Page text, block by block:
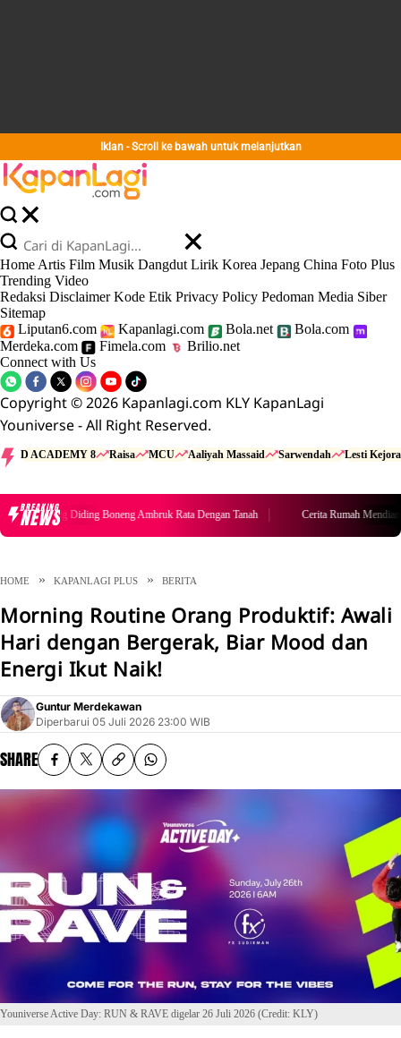
Iklan - Scroll ke bawah untuk melanjutkan
Home Artis Film Musik Dangdut Lirik Korea Jepang China Foto Plus
Trending Video
Redaksi Disclaimer Kode Etik Privacy Policy Pedoman Media Siber
Sitemap
Liputan6.com
Kapanlagi.com Bola.net
Bola.com
Merdeka.com
Fimela.com
Brilio.net
Connect with Us
Copyright © 2026 Kapanlagi.com KLY KapanLagi
Youniverse - All Right Reserved.
D ACADEMY 8 Raisa MCU Aaliyah Massaid Sarwendah Lesti Kejora
BREAKING
NEWS
Mendiang Diding Boneng Ambruk Rata Dengan Tanah Cerita Rumah Mendiang
HOME KAPANLAGI PLUS BERITA
Morning Routine Orang Produktif: Awali
Hari dengan Bergerak, Biar Mood dan
Energi Ikut Naik!
Guntur Merdekawan
Diperbarui 05 Juli 2026 23:00 WIB
SHARE
Youniverse Active Day: RUN & RAVE digelar 26 Juli 2026 (Credit: KLY)